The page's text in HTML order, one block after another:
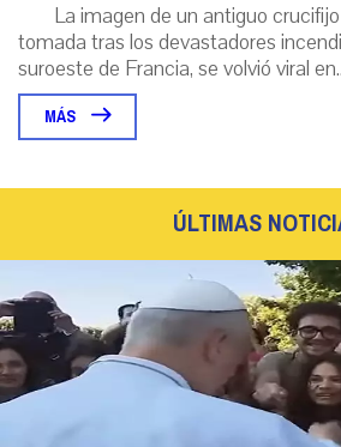
La imagen de un antiguo
tomada tras los devastadores
suroeste de Francia, se volvió viral
MÁS
ÚLTIMAS